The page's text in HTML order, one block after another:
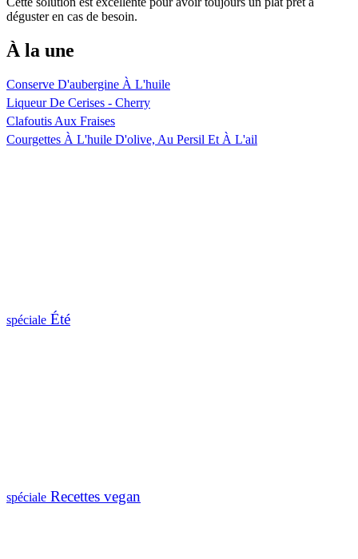
déguster en cas de besoin.
À la une
Conserve D'aubergine À L'huile
Liqueur De Cerises - Cherry
Clafoutis Aux Fraises
Courgettes À L'huile D'olive, Au Persil Et À L'ail
spéciale Été
spéciale Recettes vegan